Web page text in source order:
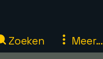
Zoeken Meer...